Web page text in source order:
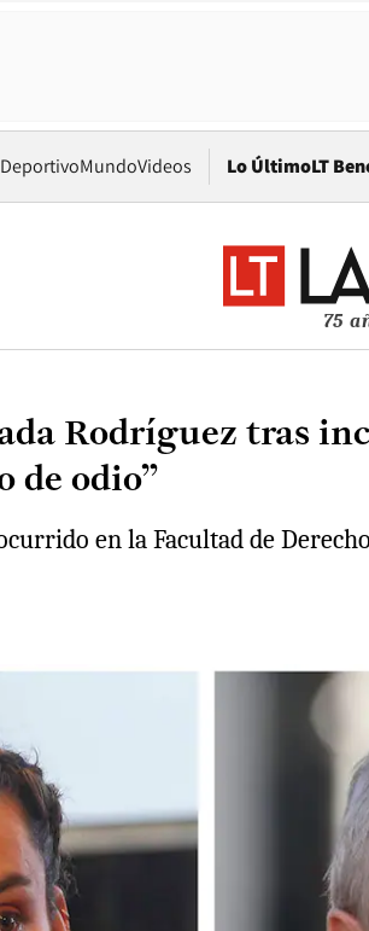
MundoVideos Lo ÚltimoLT
75
Rodríguez tras
de odio”
en la Facultad de